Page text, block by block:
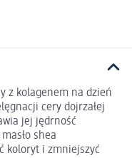
z kolagenem na dzień
cery dojrzałej
jej jędrność
shea
koloryt i zmniejszyć